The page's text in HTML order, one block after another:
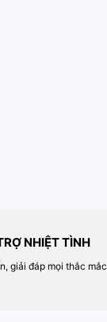
NHIỆT TÌNH
giải đáp mọi thắc mắc